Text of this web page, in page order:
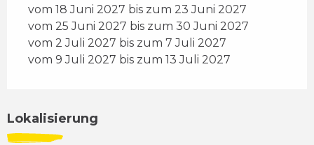
vom 18 Juni 2027 bis zum 23 Juni 2027
vom 25 Juni 2027 bis zum 30 Juni 2027
vom 2 Juli 2027 bis zum 7 Juli 2027
vom 9 Juli 2027 bis zum 13 Juli 2027
Lokalisierung